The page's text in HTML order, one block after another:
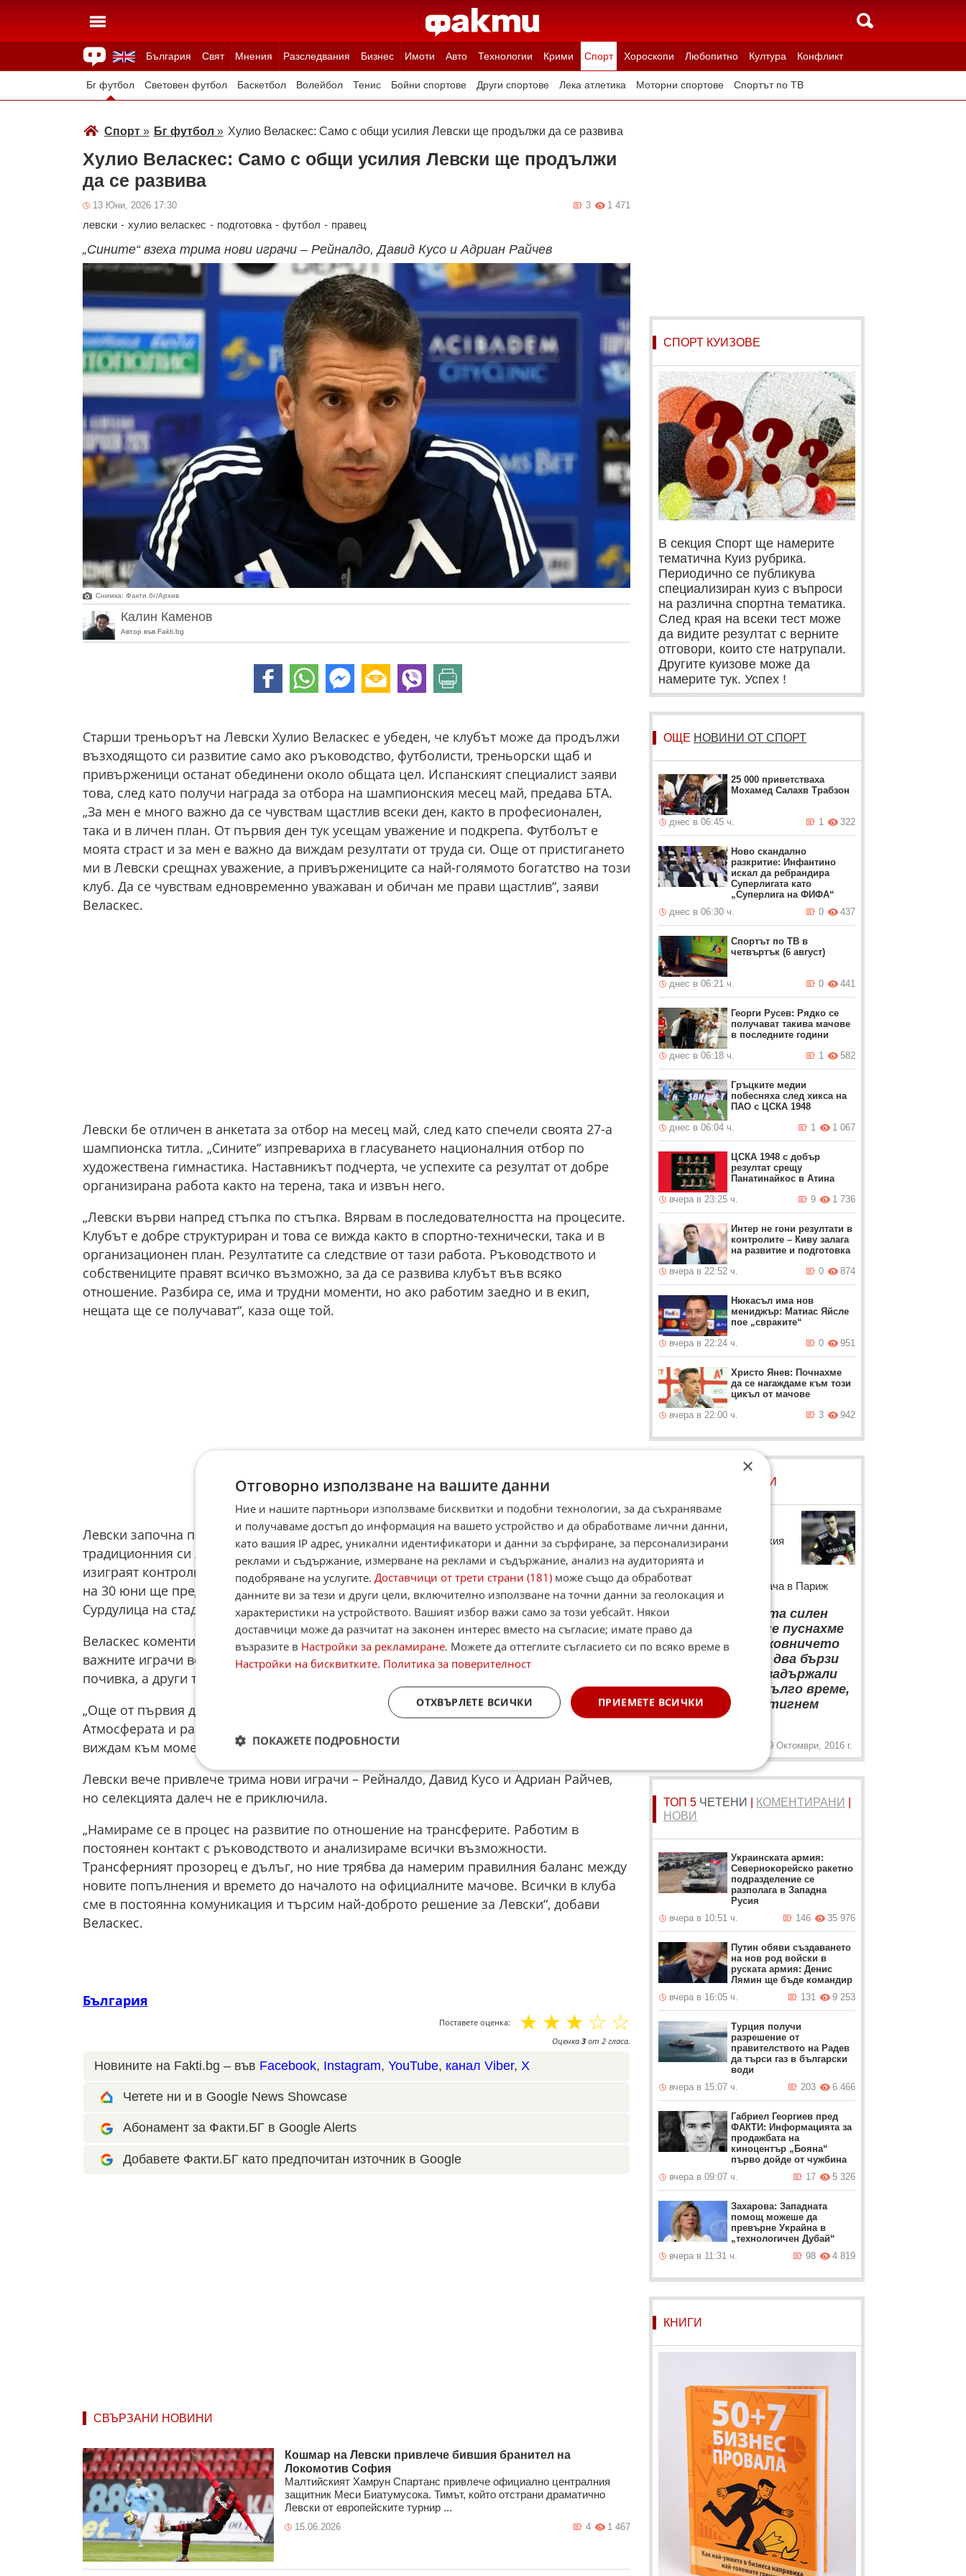
България Свят Мнения Разследвания Бизнес Имоти Авто Технологии Крими Спорт Хороскопи Любопитно Култура Конфликт
Здраве Времето Анкети Вицове Куизове
Бг футбол Световен футбол Баскетбол Волейбол Тенис Бойни спортове Други спортове Лека атлетика Моторни спортове Спортът по ТВ
Спорт» Бг футбол » Хулио Веласкес: Само с общи усилия Левски ще продължи да се развива
Хулио Веласкес: Само с общи усилия Левски ще продължи
да се развива
13 Юни, 2026 17:30 1 471
3
левски - хулио веласкес - подготовка - футбол - правец
„Сините“ взеха трима нови играчи – Рейналдо, Давид Кусо и Адриан Райчев
Снимка: Факти.бг/Архив
Калин Каменов
Автор във Fakti.bg
Старши треньорът на Левски Хулио Веласкес е убеден, че клубът може да продължи
възходящото си развитие само ако ръководство, футболисти, треньорски щаб и
привърженици останат обединени около общата цел. Испанският специалист заяви
това, след като получи награда за отбора на шампионския месец май, предава БТА.
„За мен е много важно да се чувствам щастлив всеки ден, както в професионален,
така и в личен план. От първия ден тук усещам уважение и подкрепа. Футболът е
моята страст и за мен е важно да виждам резултати от труда си. Още от пристигането
ми в Левски срещнах уважение, а привържениците са най-голямото богатство на този
клуб. Да се чувствам едновременно уважаван и обичан ме прави щастлив“, заяви
Веласкес.
Левски бе отличен в анкетата за отбор на месец май, след като спечели своята 27-а
шампионска титла. „Сините“ изпревариха в гласуването националния отбор по
художествена гимнастика. Наставникът подчерта, че успехите са резултат от добре
организирана работа както на терена, така и извън него.
„Левски върви напред стъпка по стъпка. Вярвам в последователността на процесите.
Клубът е добре структуриран и това се вижда както в спортно-технически, така и в
организационен план. Резултатите са следствие от тази работа. Ръководството и
собствениците правят всичко възможно, за да се развива клубът във всяко
отношение. Разбира се, има и трудни моменти, но ако работим заедно и в екип,
нещата ще се получават“, каза още той.
Левски започна подготовката си за новия сезон преди броени дни и вече е на
традиционния си лагер в Правец. По време на подготвителния период столичани ще
изиграят контроли срещу Академик Свищов, Етър Велико Търново и Ботев Враца, а
на 30 юни ще представят официално отбора за новия сезон в мач срещу Радник
Сурдулица на стадион „Георги Аспарухов“.
Веласкес коментира и моментното състояние на състава, като подчерта, че част от
важните играчи все още не са се присъединили към подготовката заради заслужена
почивка, а други тепърва предстои да пристигнат.
„Още от първия ден виждам невероятно отношение от страна на футболистите.
Атмосферата и работната динамика са много добри и съм доволен от това, което
виждам към момента“, каза испанецът.
Левски вече привлече трима нови играчи – Рейналдо, Давид Кусо и Адриан Райчев,
но селекцията далеч не е приключила.
„Намираме се в процес на развитие по отношение на трансферите. Работим в
постоянен контакт с ръководството и анализираме всички възможности.
Трансферният прозорец е дълъг, но ние трябва да намерим правилния баланс между
новите попълнения и времето до началото на официалните мачове. Всички в клуба
сме в постоянна комуникация и търсим най-доброто решение за Левски“, добави
Веласкес.
България
Поставете оценка: ☆
☆
☆
☆
☆
Оценка 3от 2гласа.
Новините на Fakti.bg – във Facebook, Instagram, YouTube, канал Viber, X
Четете ни и в Google News Showcase
Абонамент за Факти.БГ в Google Alerts
Добавете Факти.БГ като предпочитан източник в Google
СВЪРЗАНИ НОВИНИ
Кошмар на Левски привлече бившия бранител на
Локомотив София
Малтийският Хамрун Спартанс привлече официално централния
защитник Меси Биатумусока. Тимът, който отстрани драматично
Левски от европейските турнир ...
15.06.2026 1 467
4
СПОРТ КУИЗОВЕ
В секция Спорт ще намерите
тематична Куиз рубрика.
Периодично се публикува
специализиран куиз с въпроси
на различна спортна тематика.
След края на всеки тест може
да видите резултат с верните
отговори, които сте натрупали.
Другите куизове може да
намерите тук. Успех !
ОЩЕ НОВИНИ ОТ СПОРТ
25 000 приветстваха
Мохамед Салахв Трабзон
днес в 06:45 ч. 322
1
Ново скандално
разкритие: Инфантино
искал да ребрандира
Суперлигата като
„Суперлига на ФИФА“
днес в 06:30 ч.
437
0
Спортът по ТВ в
четвъртък (6 август)
днес в 06:21 ч. 441
0
Георги Русев: Рядко се
получават такива мачове
в последните години
днес в 06:18 ч.
582
1
Гръцките медии
побесняха след хикса на
ПАО с ЦСКА 1948
днес в 06:04 ч.
1 067
1
ЦСКА 1948 с добър
резултат срещу
Панатинайкос в Атина
вчера в 23:25 ч.
1 736
9
Интер не гони резултати в
контролите – Киву залага
на развитие и подготовка
вчера в 22:52 ч.
874
0
Нюкасъл има нов
мениджър: Матиас Яйсле
пое „свраките“
вчера в 22:24 ч.
951
0
Христо Янев: Почнахме
да се нагаждаме към този
цикъл от мачове
вчера в 22:00 ч.
942
3
ЛОВЦИ НА БИСЕРИ
Светослав Дяков
Капитанът на българския
национален отбор по
футбол очевидно е
следил внимателно мача в Париж
“
Франция е доста силен
отбор. Яд ме е, че пуснахме
леки голове. Разковничето
бе, че ни вкараха два бързи
гола. Ако бяхме задържали
преднината по-дълго време,
можеше и да постигнем
нещо „
9 Октомври, 2016 г.
ТОП 5 ЧЕТЕНИ КОМЕНТИРАНИ
НОВИ
Украинската армия:
Севернокорейско ракетно
подразделение се
разполага в Западна
Русия
вчера в 10:51 ч.
35 976
146
Путин обяви създаването
на нов род войски в
руската армия: Денис
Лямин ще бъде командир
вчера в 16:05 ч.
9 253
131
Турция получи
разрешение от
правителството на Радев
да търси газ в български
води
вчера в 15:07 ч.
6 466
203
Габриел Георгиев пред
ФАКТИ: Информацията за
продажбата на
киноцентър „Бояна“
първо дойде от чужбина
вчера в 09:07 ч.
5 326
17
Захарова: Западната
помощ можеше да
превърне Украйна в
„технологичен Дубай“
вчера в 11:31 ч.
4 819
98
КНИГИ
×
Отговорно използване на вашите данни
Ние и нашите партньори използваме бисквитки и подобни технологии, за да съхраняваме
и получаваме достъп до информация на вашето устройство и да обработваме лични данни,
като вашия IP адрес, уникални идентификатори и данни за сърфиране, за персонализирани
реклами и съдържание, измерване на реклами и съдържание, анализ на аудиторията и
подобряване на услугите. Доставчици от трети страни (181) може също да обработват
данните ви за тези и други цели, включително използване на точни данни за геолокация и
характеристики на устройството. Вашият избор важи само за този уебсайт. Някои
доставчици може да разчитат на законен интерес вместо на съгласие; имате право да
възразите в Настройки за рекламиране. Можете да оттеглите съгласието си по всяко време в
Настройки на бисквитките. Политика за поверителност
ПРИЕМЕТЕ ВСИЧКИ
ОТХВЪРЛЕТЕ ВСИЧКИ
ПОКАЖЕТЕ ПОДРОБНОСТИ